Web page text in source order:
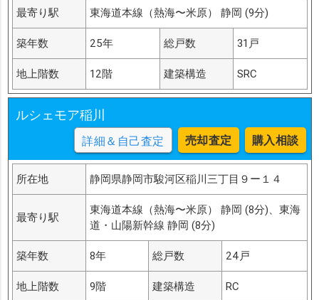
最寄り駅 東海道本線（熱海〜米原） 静岡 (9分)
築年数 25年 総戸数 31戸
地上階数 12階 建築構造 SRC
ルシェモア稲川
詳細＆自己査定 売却査定 購入相談
所在地 静岡県静岡市駿河区稲川三丁目９ー１４
最寄り駅
東海道本線（熱海〜米原） 静岡 (8分)、東海
道・山陽新幹線 静岡 (8分)
築年数 8年 総戸数 24戸
地上階数 9階 建築構造 RC